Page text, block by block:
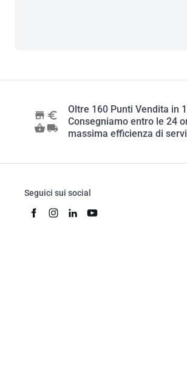
Oltre 160 Punti Vendita in
Consegniamo entro le 24
massima efficienza di
Seguici sui social